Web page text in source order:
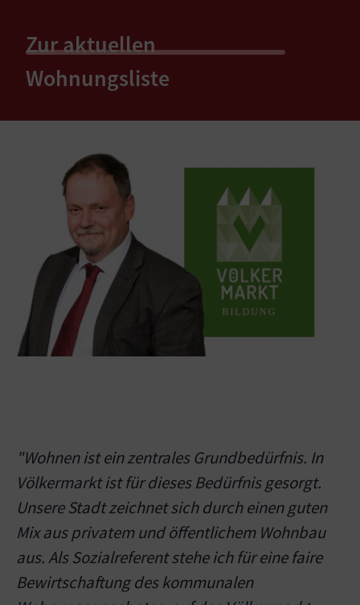
Zur aktuellen
Wohnungsliste
"Wohnen ist ein zentrales Grundbedürfnis. In
Völkermarkt ist für dieses Bedürfnis gesorgt.
Unsere Stadt zeichnet sich durch einen guten
Mix aus privatem und öffentlichem Wohnbau
aus. Als Sozialreferent stehe ich für eine faire
Bewirtschaftung des kommunalen